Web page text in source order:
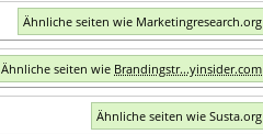
Ähnliche seiten wie Marketingresearch.org
Ähnliche seiten wie Brandingstr...yinsider.com
Ähnliche seiten wie Susta.org